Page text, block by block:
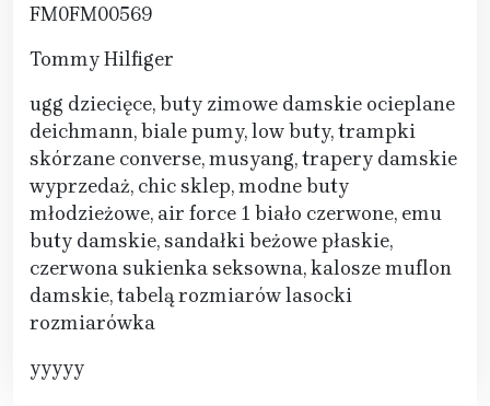
FM0FM00569
Tommy Hilfiger
ugg dziecięce, buty zimowe damskie ocieplane
deichmann, biale pumy, low buty, trampki
skórzane converse, musyang, trapery damskie
wyprzedaż, chic sklep, modne buty
młodzieżowe, air force 1 biało czerwone, emu
buty damskie, sandałki beżowe płaskie,
czerwona sukienka seksowna, kalosze muflon
damskie, tabelą rozmiarów lasocki
rozmiarówka
yyyyy